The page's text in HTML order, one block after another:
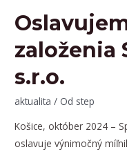
založenia
s.r.o.
aktualita / Od step
Košice, október 2024 –
oslavuje výnimočný